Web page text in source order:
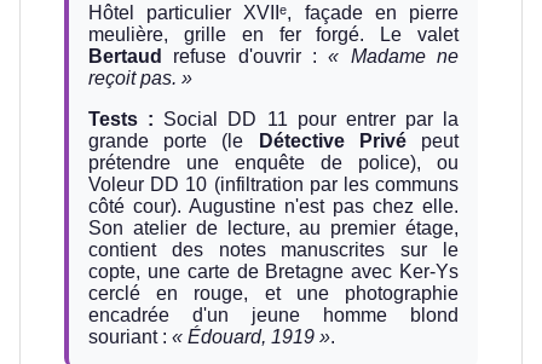
Hôtel particulier XVIIᵉ, façade en pierre
meulière, grille en fer forgé. Le valet
Bertaud
refuse d'ouvrir :« Madame ne
reçoit pas. »
Tests : Social DD 11 pour entrer par la
grande porte (le
Détective Privépeut
prétendre une enquête de police), ou
Voleur DD 10 (infiltration par les communs
côté cour). Augustine n'est pas chez elle.
Son atelier de lecture, au premier étage,
contient des notes manuscrites sur le
copte, une carte de Bretagne avec Ker-Ys
cerclé en rouge, et une photographie
encadrée d'un jeune homme blond
souriant : « Édouard, 1919 ».